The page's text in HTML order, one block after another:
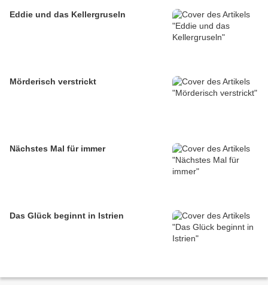
Eddie und das Kellergruseln
Mörderisch verstrickt
Nächstes Mal für immer
Das Glück beginnt in Istrien